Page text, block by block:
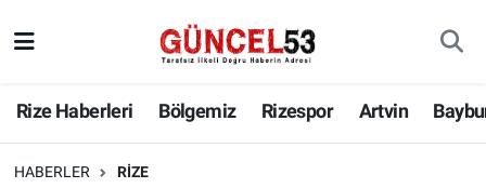
Rize Haberleri Bölgemiz Rizespor Artvin
HABERLER RIZE